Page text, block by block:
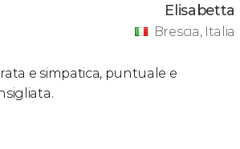
Elisabetta
Brescia, Italia
e simpatica, puntuale e